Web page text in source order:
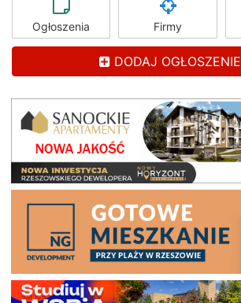
Ogłoszenia Firmy
DODAJ OGŁOSZENIE